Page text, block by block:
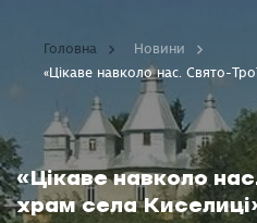
«Цікаве навколо
храм села
Головна
Новини
«Цікаве навколо нас. Свято-